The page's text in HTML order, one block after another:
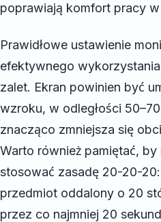
poprawiają komfort pracy
Prawidłowe ustawienie
efektywnego
zalet. Ekran powinien być
wzroku, w odległości
znacząco zmniejsza się
Warto również pamiętać,
stosować zasadę 20-20-
przedmiot oddalony o 20
przez co najmniej 20